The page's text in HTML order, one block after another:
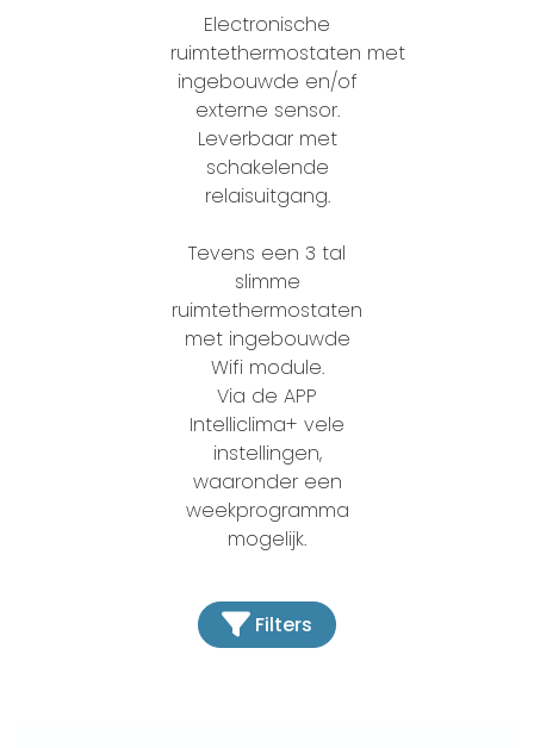
Electronische
ruimtethermostaten met
ingebouwde en/of
externe sensor.
Leverbaar met
schakelende
relaisuitgang.
Tevens een 3 tal
slimme
ruimtethermostaten
met ingebouwde
Wifi module.
Via de APP
Intelliclima+ vele
instellingen,
waaronder een
weekprogramma
mogelijk.
Filters